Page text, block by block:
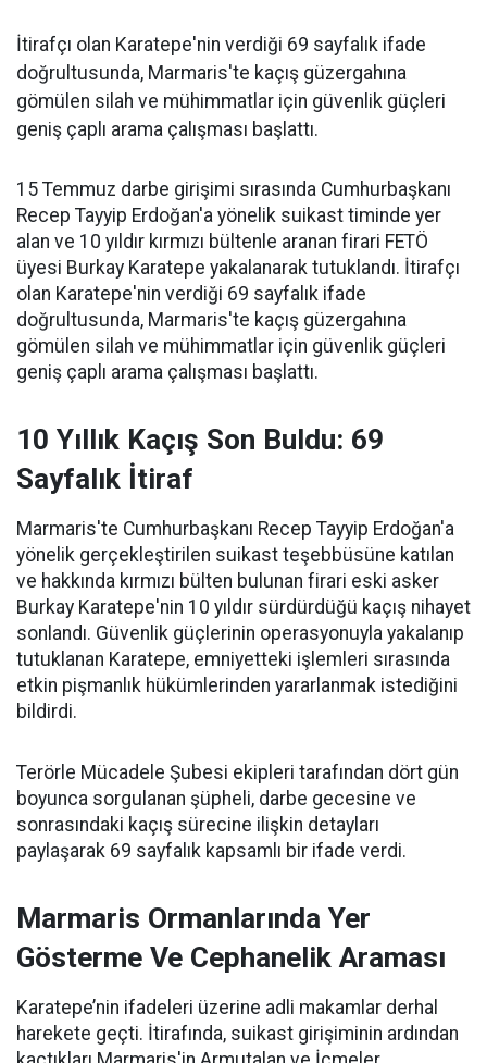
İtirafçı olan Karatepe'nin verdiği 69 sayfalık ifade
doğrultusunda, Marmaris'te kaçış güzergahına
gömülen silah ve mühimmatlar için güvenlik güçleri
geniş çaplı arama çalışması başlattı.
15 Temmuz darbe girişimi sırasında Cumhurbaşkanı
Recep Tayyip Erdoğan'a yönelik suikast timinde yer
alan ve 10 yıldır kırmızı bültenle aranan firari FETÖ
üyesi Burkay Karatepe yakalanarak tutuklandı. İtirafçı
olan Karatepe'nin verdiği 69 sayfalık ifade
doğrultusunda, Marmaris'te kaçış güzergahına
gömülen silah ve mühimmatlar için güvenlik güçleri
geniş çaplı arama çalışması başlattı.
10 Yıllık Kaçış Son Buldu: 69
Sayfalık İtiraf
Marmaris'te Cumhurbaşkanı Recep Tayyip Erdoğan'a
yönelik gerçekleştirilen suikast teşebbüsüne katılan
ve hakkında kırmızı bülten bulunan firari eski asker
Burkay Karatepe'nin 10 yıldır sürdürdüğü kaçış nihayet
sonlandı. Güvenlik güçlerinin operasyonuyla yakalanıp
tutuklanan Karatepe, emniyetteki işlemleri sırasında
etkin pişmanlık hükümlerinden yararlanmak istediğini
bildirdi.
Terörle Mücadele Şubesi ekipleri tarafından dört gün
boyunca sorgulanan şüpheli, darbe gecesine ve
sonrasındaki kaçış sürecine ilişkin detayları
paylaşarak 69 sayfalık kapsamlı bir ifade verdi.
Marmaris Ormanlarında Yer
Gösterme Ve Cephanelik Araması
Karatepe’nin ifadeleri üzerine adli makamlar derhal
harekete geçti. İtirafında, suikast girişiminin ardından